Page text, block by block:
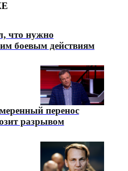
что нужно
боевым действиям
перенос
разрывом